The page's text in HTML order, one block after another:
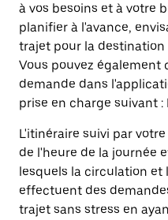
à vos besoins et à votre
planifier à l'avance,
trajet pour la destination
Vous pouvez
demande dans
prise en charge suivant :
L'itinéraire suivi par
de l'heure de la journée
lesquels la circulation et
effectuent des
trajet sans stress en